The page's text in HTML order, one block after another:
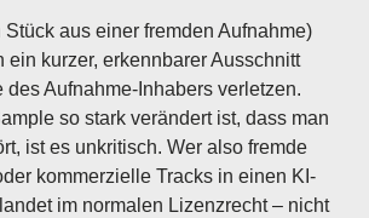
aus einer fremden Aufnahme)
ein kurzer, erkennbarer Ausschnitt
des Aufnahme-Inhabers verletzen.
so stark verändert ist, dass man
ist es unkritisch. Wer also fremde
kommerzielle Tracks in einen KI-
im normalen Lizenzrecht – nicht